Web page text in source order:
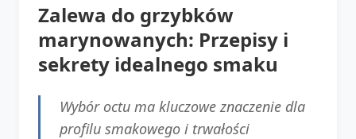
Zalewa do grzybków
marynowanych: Przepisy i
sekrety idealnego smaku
Wybór octu ma kluczowe znaczenie dla
profilu smakowego i trwałości